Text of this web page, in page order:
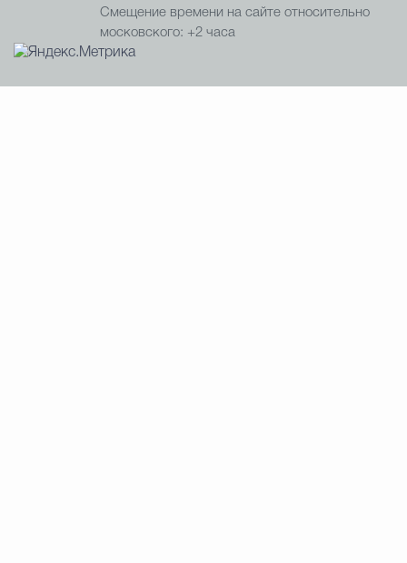
Смещение времени на сайте относительно
московского: +2 часа